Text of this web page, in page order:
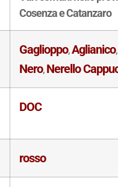
Cosenza e Catanzaro
Gaglioppo,Aglianico,
Nero,Nerello
DOC
rosso